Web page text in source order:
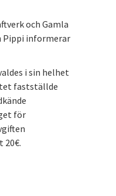
och Gamla
Pippi informerar
i sin helhet
fastställde
för